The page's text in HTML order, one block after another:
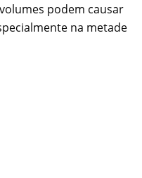
podem causar
na metade